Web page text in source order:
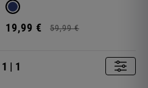
19,99 € 59,99 €
1 | 1